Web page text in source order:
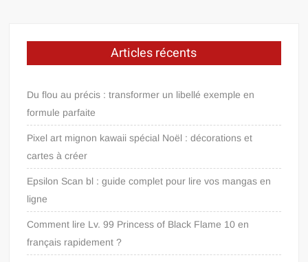
Articles récents
Du flou au précis : transformer un libellé exemple en
formule parfaite
Pixel art mignon kawaii spécial Noël : décorations et
cartes à créer
Epsilon Scan bl : guide complet pour lire vos mangas en
ligne
Comment lire Lv. 99 Princess of Black Flame 10 en
français rapidement ?